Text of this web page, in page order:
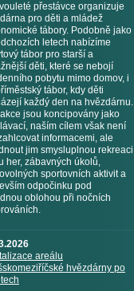
přestávce organizuje
pro děti a mládež
tábory. Podobně jako
letech nabízíme
tábor pro starší a
děti, které se nebojí
pobytu mimo domov, i
tábor, kdy děti
každý den na hvězdárnu.
jsou koncipovány jako
naším cílem však není
informacemi, ale
jim smysluplnou rekreaci
her, zábavných úkolů,
sportovních aktivit a
odpočinku pod
oblohou při nočních
areálu
hvězdárny po